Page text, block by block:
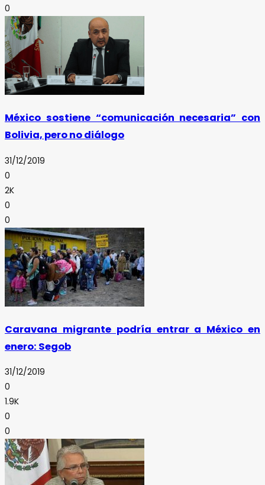
0
México sostiene “comunicación necesaria” con
Bolivia, pero no diálogo
31/12/2019
0
2K
0
0
Caravana migrante podría entrar a México en
enero: Segob
31/12/2019
0
1.9K
0
0